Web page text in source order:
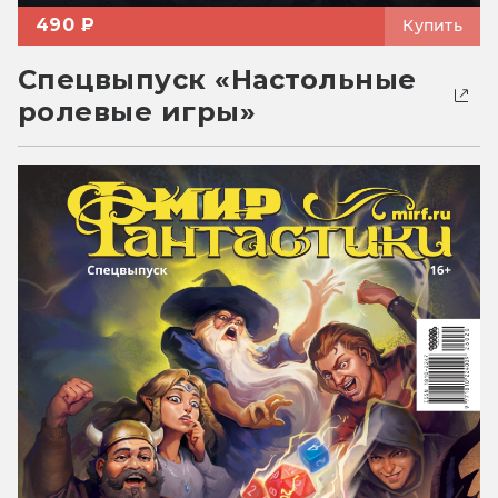
490 ₽ Купить
Спецвыпуск «Настольные
ролевые игры»